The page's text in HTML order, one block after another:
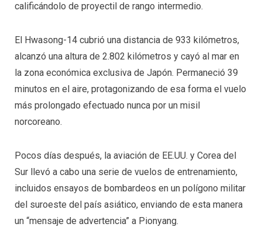
calificándolo de proyectil de rango intermedio.
El Hwasong-14 cubrió una distancia de 933 kilómetros,
alcanzó una altura de 2.802 kilómetros y cayó al mar en
la zona económica exclusiva de Japón. Permaneció 39
minutos en el aire, protagonizando de esa forma el vuelo
más prolongado efectuado nunca por un misil
norcoreano.
Pocos días después, la aviación de EE.UU. y Corea del
Sur llevó a cabo una serie de vuelos de entrenamiento,
incluidos ensayos de bombardeos en un polígono militar
del suroeste del país asiático, enviando de esta manera
un “mensaje de advertencia” a Pionyang.